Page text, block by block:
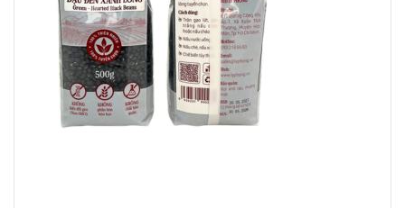
cao vui lòng liên hệ ngay đến phòng kinh doanh Lý Phong
qua hotline 0932 186 600 hoặc email sales@lyphong.vn.